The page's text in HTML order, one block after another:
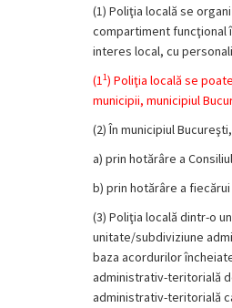
(1) Poliţia locală se
compartiment funcţional
interes local, cu
(11) Poliţia locală se
municipii, municipiul
(2) În municipiul
a) prin hotărâre a
b) prin hotărâre a
(3) Poliţia locală dintr-o
unitate/subdiviziune
baza acordurilor
administrativ-teritorială
administrativ-teritorială